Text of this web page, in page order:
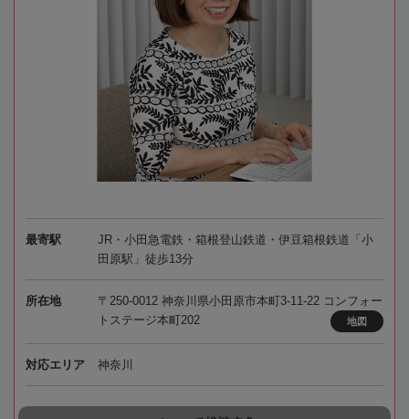
最寄駅
JR・小田急電鉄・箱根登山鉄道・伊豆箱根鉄道「小
田原駅」徒歩13分
所在地
〒250-0012 神奈川県小田原市本町3-11-22 コンフォー
トステージ本町202
地図
対応エリア 神奈川